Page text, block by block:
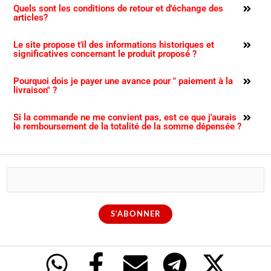
Quels sont les conditions de retour et d'échange des
articles?
Le site propose t'il des informations historiques et
significatives concernant le produit proposé ?
Pourquoi dois je payer une avance pour " paiement à la
livraison" ?
Si la commande ne me convient pas, est ce que j'aurais
le remboursement de la totalité de la somme dépensée ?
m
S'ABONNER